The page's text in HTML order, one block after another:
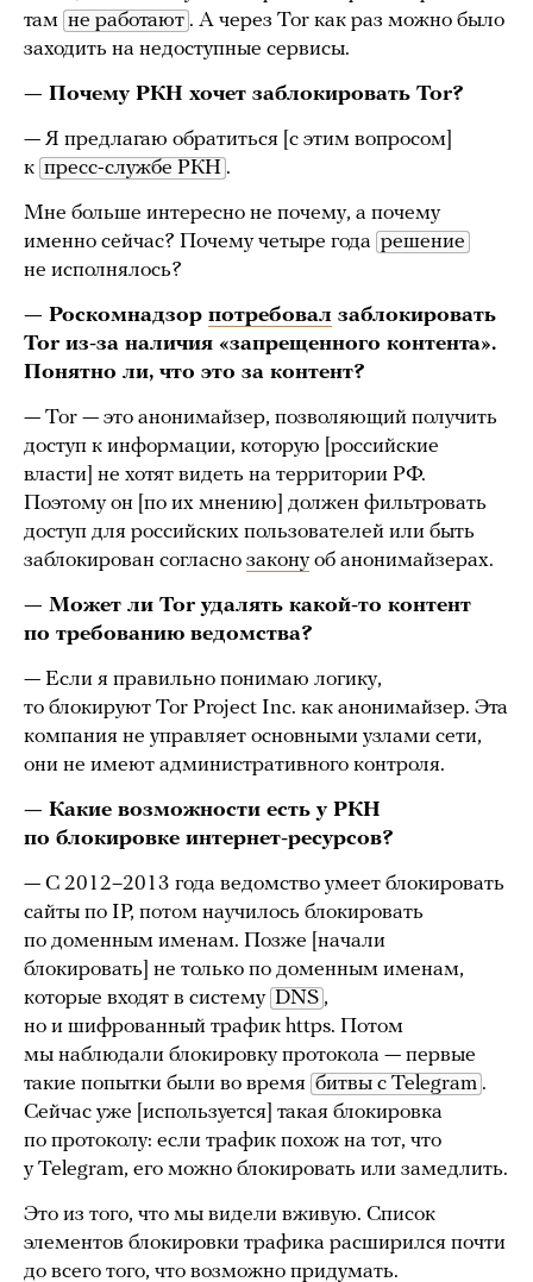
там не работают . А через Tor как раз можно было
заходить на недоступные сервисы.
— Почему РКН хочет заблокировать Tor?
— Я предлагаю обратиться [с этим вопросом]
к пресс-службе РКН .
Мне больше интересно не почему, а почему
именно сейчас? Почему четыре года решение
не исполнялось?
— Роскомнадзор потребовал заблокировать
Tor из-за наличия «запрещенного контента».
Понятно ли, что это за контент?
— Tor — это анонимайзер, позволяющий получить
доступ к информации, которую [российские
власти] не хотят видеть на территории РФ.
Поэтому он [по их мнению] должен фильтровать
доступ для российских пользователей или быть
заблокирован согласно законуоб анонимайзерах.
— Может ли Tor удалять какой-то контент
по требованию ведомства?
— Если я правильно понимаю логику,
то блокируют Tor Project Inc. как анонимайзер. Эта
компания не управляет основными узлами сети,
они не имеют административного контроля.
— Какие возможности есть у РКН
по блокировке интернет-ресурсов?
— С 2012–2013 года ведомство умеет блокировать
сайты по IP, потом научилось блокировать
по доменным именам. Позже [начали
блокировать] не только по доменным именам,
которые входят в систему DNS ,
но и шифрованный трафик https. Потом
мы наблюдали блокировку протокола — первые
такие попытки были во время битвы с Telegram .
Сейчас уже [используется] такая блокировка
по протоколу: если трафик похож на тот, что
у Telegram, его можно блокировать или замедлить.
Это из того, что мы видели вживую. Список
элементов блокировки трафика расширился почти
до всего того, что возможно придумать.